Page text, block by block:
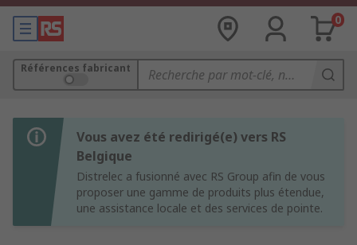
0
Références fabricant
Vous avez été redirigé(e) vers RS
Belgique
Distrelec a fusionné avec RS Group afin de vous
proposer une gamme de produits plus étendue,
une assistance locale et des services de pointe.